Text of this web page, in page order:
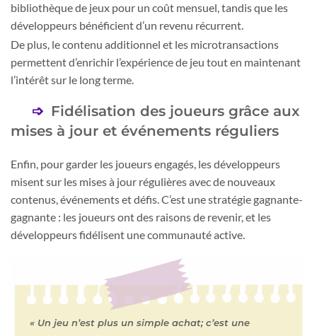
bibliothèque de jeux pour un coût mensuel, tandis que les
développeurs bénéficient d’un revenu récurrent.
De plus, le contenu additionnel et les microtransactions
permettent d’enrichir l’expérience de jeu tout en maintenant
l’intérêt sur le long terme.
Fidélisation des joueurs grâce aux
mises à jour et événements réguliers
Enfin, pour garder les joueurs engagés, les développeurs
misent sur les mises à jour régulières avec de nouveaux
contenus, événements et défis. C’est une stratégie gagnante-
gagnante : les joueurs ont des raisons de revenir, et les
développeurs fidélisent une communauté active.
« Un jeu n’est plus un simple achat; c’est une